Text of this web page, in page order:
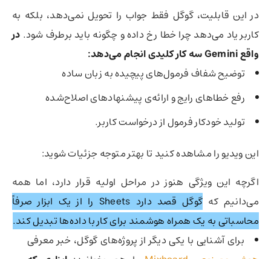
در این قابلیت، گوگل فقط جواب را تحویل نمی‌دهد، بلکه به
کاربر یاد می‌دهد چرا خطا رخ داده و چگونه باید برطرف شود. در
واقع Gemini سه کار کلیدی انجام می‌دهد:
توضیح شفاف فرمول‌های پیچیده به زبان ساده
رفع خطاهای رایج و ارائه‌ی پیشنهادهای اصلاح‌شده
تولید خودکار فرمول از درخواست کاربر.
این ویدیو را مشاهده کنید تا بهتر متوجه جزئیات شوید:
اگرچه این ویژگی هنوز در مراحل اولیه قرار دارد، اما همه
می‌دانیم که
گوگل قصد دارد Sheets را از یک ابزار صرفاً
محاسباتی به یک همراه هوشمند برای کار با داده‌ها تبدیل کند.
برای آشنایی با یکی دیگر از پروژه‌های گوگل، خبر معرفی